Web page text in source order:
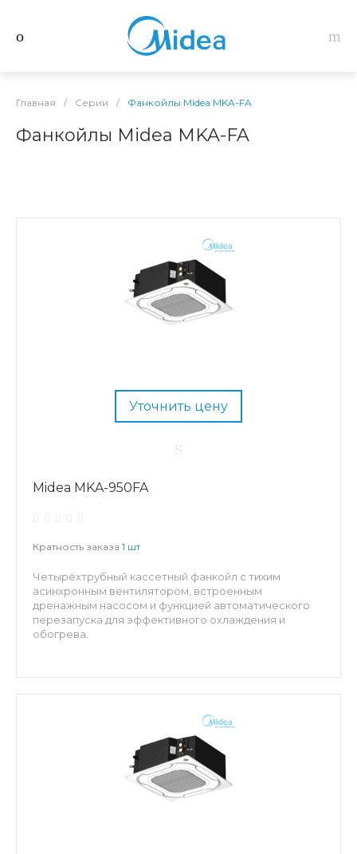
Главная / Серии / Фанкойлы Midea MKA-FA
Фанкойлы Midea MKA-FA
Уточнить цену
Midea MKA-950FA
Кратность заказа 1 шт
Четырёхтрубный кассетный фанкойл с тихим
асинхронным вентилятором, встроенным
дренажным насосом и функцией автоматического
перезапуска для эффективного охлаждения и
обогрева.